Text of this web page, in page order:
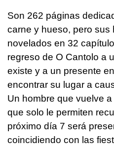
Son 262 páginas
carne y hueso, pero sus
novelados en 32
regreso de O Cantolo a
existe y a un presente
encontrar su lugar a
Un hombre que vuelve
que solo le permiten
próximo día 7 será
coincidiendo con las